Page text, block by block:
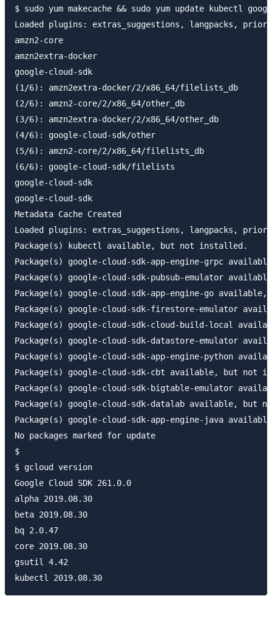
$ sudo yum makecache && sudo yum update kubectl
Loaded plugins: extras_suggestions, langpacks,
amzn2-core
amzn2extra-docker
google-cloud-sdk
(1/6): amzn2extra-docker/2/x86_64/
(2/6): amzn2-core/2/x86_64/other_db
(3/6): amzn2extra-docker/2/x86_64/
(4/6): google-cloud-sdk/other
(5/6): amzn2-core/2/x86_64/
(6/6): google-cloud-sdk/filelists
google-cloud-sdk
google-cloud-sdk
Metadata Cache Created
Loaded plugins: extras_suggestions, langpacks,
Package(s) kubectl available, but not installed.
Package(s) google-cloud-sdk-app-engine-grpc
Package(s) google-cloud-sdk-pubsub-emulator
Package(s) google-cloud-sdk-app-engine-go
Package(s) google-cloud-sdk-firestore-emulator
Package(s) google-cloud-sdk-cloud-build-local
Package(s) google-cloud-sdk-datastore-emulator
Package(s) google-cloud-sdk-app-engine-python
Package(s) google-cloud-sdk-cbt available, but not
Package(s) google-cloud-sdk-bigtable-emulator
Package(s) google-cloud-sdk-datalab available, but
Package(s) google-cloud-sdk-app-engine-java
No packages marked for update
$
$ gcloud version
Google Cloud SDK 261.0.0
alpha 2019.08.30
beta 2019.08.30
bq 2.0.47
core 2019.08.30
gsutil 4.42